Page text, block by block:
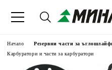
Начало
Резервни части за
Карбуратори и части за карбуратори